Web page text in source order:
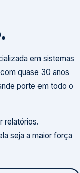
em sistemas
quase 30 anos
porte em todo o
relatórios.
seja a maior força